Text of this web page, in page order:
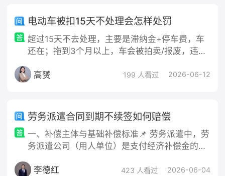
电动车被扣15天不处理会怎样处罚
超过15天不去处理，主要是滞纳金+停车费，车
还在；拖到3个月以上，车会被拍卖/报废，违法
按《道路交通安全法》第109条：每日加处罚款
车费/保管费 ◦ 每天几十元不等（看当地停车场
标准），15天下来通常几百元。
高赟 199 人看过 2026-06-12
劳务派遣合同到期不续签如何赔偿
一、补偿主体与基础补偿标准📌 劳务派遣中，劳
务派遣公司（用人单位）是支付经济补偿金的责
偿金计算规则：按照劳动者在派遣公司连续工作
李德红 423 人看过 2026-06-04